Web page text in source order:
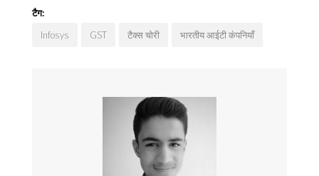
टैग:
Infosys
GST टैक्स चोरी भारतीय आईटी कंपनियाँ